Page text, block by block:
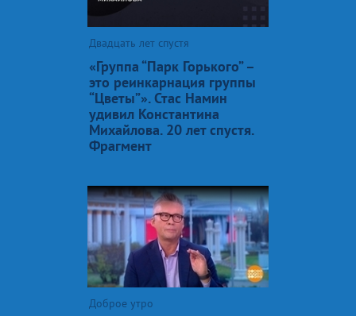
Двадцать лет спустя
«Группа “Парк Горького” –
это реинкарнация группы
“Цветы”». Стас Намин
удивил Константина
Михайлова. 20 лет спустя.
Фрагмент
Доброе утро